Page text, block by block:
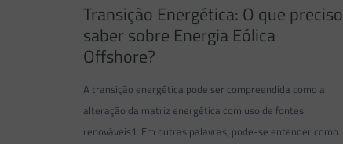
Transição Energética: O que preciso
saber sobre Energia Eólica
Offshore?
A transição energética pode ser compreendida como a
alteração da matriz energética com uso de fontes
renováveis1. Em outras palavras, pode-se entender como